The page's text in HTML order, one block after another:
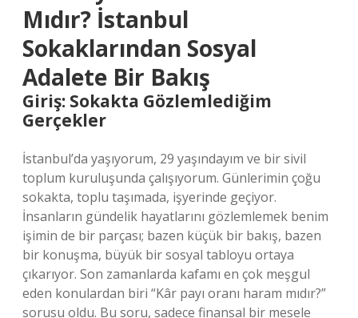
Mıdır? İstanbul
Sokaklarından Sosyal
Adalete Bir Bakış
Giriş: Sokakta Gözlemlediğim
Gerçekler
İstanbul’da yaşıyorum, 29 yaşındayım ve bir sivil
toplum kuruluşunda çalışıyorum. Günlerimin çoğu
sokakta, toplu taşımada, işyerinde geçiyor.
İnsanların gündelik hayatlarını gözlemlemek benim
işimin de bir parçası; bazen küçük bir bakış, bazen
bir konuşma, büyük bir sosyal tabloyu ortaya
çıkarıyor. Son zamanlarda kafamı en çok meşgul
eden konulardan biri “Kâr payı oranı haram mıdır?”
sorusu oldu. Bu soru, sadece finansal bir mesele